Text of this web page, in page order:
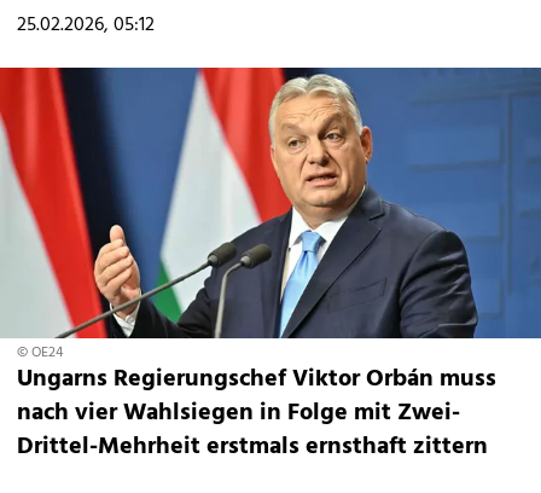
25.02.2026, 05:12
© OE24
Ungarns Regierungschef Viktor Orbán muss
nach vier Wahlsiegen in Folge mit Zwei-
Drittel-Mehrheit erstmals ernsthaft zittern